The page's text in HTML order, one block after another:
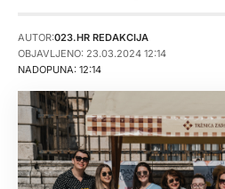
NADOPUNA: 12:14
AUTOR:023.HR REDAKCIJA
OBJAVLJENO: 23.03.2024 12:14